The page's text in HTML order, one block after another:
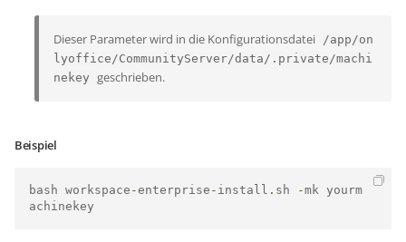
Dieser Parameter wird in die Konfigurationsdatei /app/on
lyoffice/CommunityServer/data/.private/machi
nekey geschrieben.
Beispiel
bash workspace -enterprise - install . sh -mk yourm
achinekey